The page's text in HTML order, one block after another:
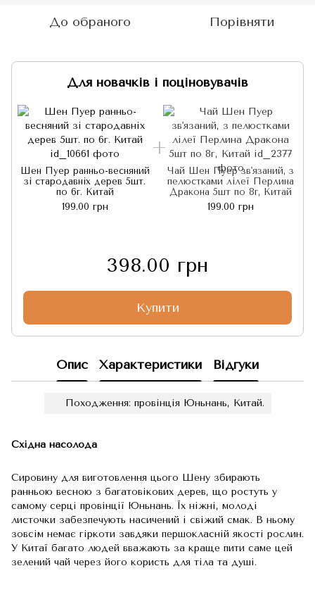
До обраного Порівняти
Для новачків і поціновувачів
Шен Пуер ранньо-весняний
зі стародавніх дерев 5шт.
по 6г. Китай
199.00 грн
Чай Шен Пуер зв'язаний, з
пелюстками лілеї Перлина
Дракона 5шт по 8г, Китай
199.00 грн
398.00 грн
Купити
Опис Характеристики Відгуки
Походження: провінція Юньнань, Китай.
Східна насолода
Сировину для виготовлення цього Шену збирають
ранньою весною з багатовікових дерев, що ростуть у
самому серці провінції Юньнань. Їх ніжні, молоді
листочки забезпечують насичений і свіжий смак. В ньому
зовсім немає гіркоти завдяки першокласній якості рослин.
У Китаї багато людей вважають за краще пити саме цей
зелений чай через його користь для тіла та душі.